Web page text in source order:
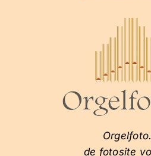
de fotosite